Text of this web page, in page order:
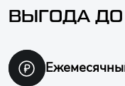
ВЫГОДА ДО